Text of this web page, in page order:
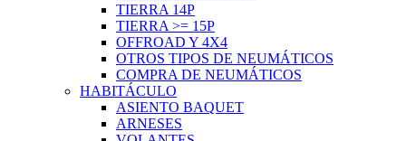
TIERRA 14P
TIERRA >= 15P
OFFROAD Y 4X4
OTROS TIPOS DE NEUMÁTICOS
COMPRA DE NEUMÁTICOS
HABITÁCULO
ASIENTO BAQUET
ARNESES